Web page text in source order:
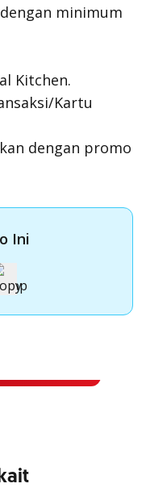
dengan minimum
Kitchen.
Kartu
dengan promo
Ini
NISP